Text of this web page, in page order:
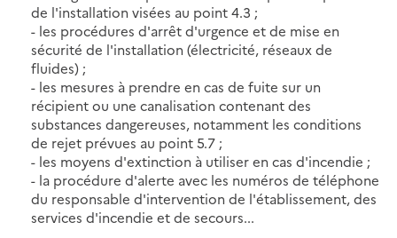
de l'installation visées au point 4.3 ;
- les procédures d'arrêt d'urgence et de mise en
sécurité de l'installation (électricité, réseaux de
fluides) ;
- les mesures à prendre en cas de fuite sur un
récipient ou une canalisation contenant des
substances dangereuses, notamment les conditions
de rejet prévues au point 5.7 ;
- les moyens d'extinction à utiliser en cas d'incendie ;
- la procédure d'alerte avec les numéros de téléphone
du responsable d'intervention de l'établissement, des
services d'incendie et de secours...